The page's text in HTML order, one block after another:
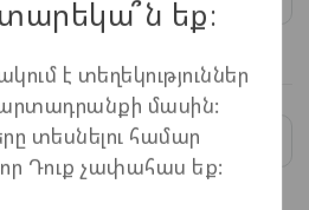
եք։
է տեղեկություններ
արտադրանքի մասին:
տեսնելու համար
Դուք չափահաս եք: